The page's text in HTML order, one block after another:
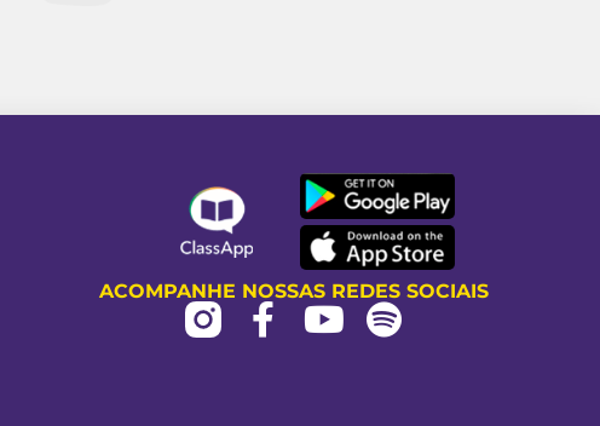
ACOMPANHE NOSSAS REDES SOCIAIS